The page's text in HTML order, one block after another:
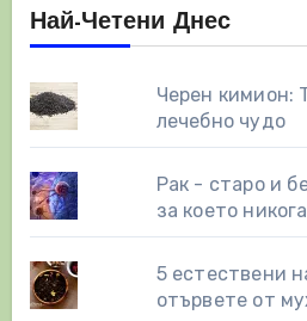
Най-Четени Днес
Черен кимион:
лечебно чудо
Рак - старо и
за което
5 естествени
отървете от